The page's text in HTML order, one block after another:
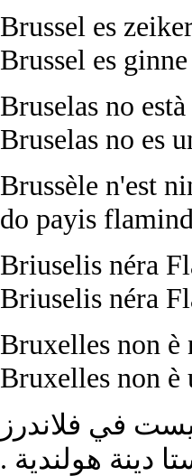
Brussel es
Brussel es
Bruselas no
Bruselas no es
Brussèle n'est
do payis
Briuselis néra
Briuselis néra
Bruxelles non
Bruxelles non
في فلاندرز
دينة هولندية